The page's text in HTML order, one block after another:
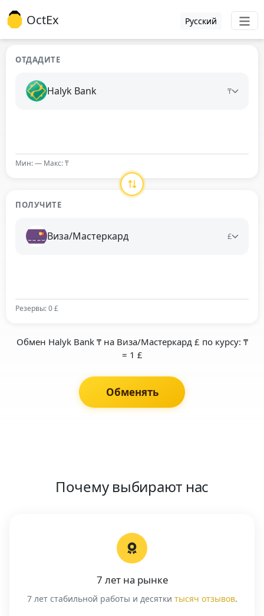
OctEx Русский
ОТДАДИТЕ
Halyk Bank ₸
Мин: — Макс: ₸
ПОЛУЧИТЕ
Виза/Мастеркард £
Резервы: 0 £
Обмен Halyk Bank ₸ на Виза/Мастеркард £ по курсу: ₸
= 1 £
Обменять
Почему выбирают нас
7 лет на рынке
7 лет стабильной работы и десятки тысяч отзывов.